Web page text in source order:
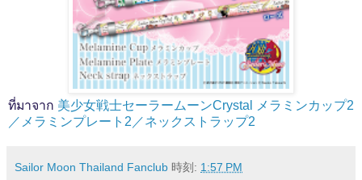
ที่มาจาก 美少女戦士セーラームーンCrystal メラミンカップ2
／メラミンプレート2／ネックストラップ2
Sailor Moon Thailand Fanclub 時刻: 1:57 PM